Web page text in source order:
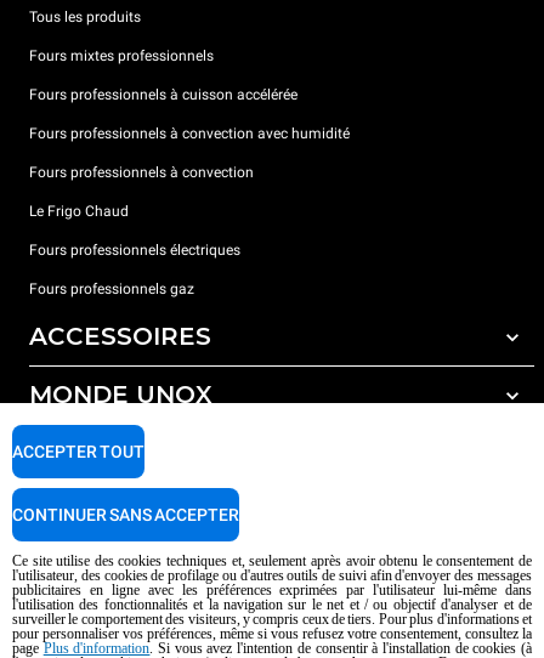
Tous les produits
Fours mixtes professionnels
Fours professionnels à cuisson accélérée
Fours professionnels à convection avec humidité
Fours professionnels à convection
Le Frigo Chaud
Fours professionnels électriques
Fours professionnels gaz
ACCESSOIRES
Tous les accessoires
Détergents pour lavage automatique
Détergents pour lavage manuel
Traitement de l'eau avec filtres à résine
Traitement de l'eau par osmose inverse
MONDE UNOX
Nos bureaux dans le monde
SUPPORT
Garantie Unox
Trouver les Revendeurs
Trouver les Centres SAV
Droits d'auteurt 2026 UNOX SpA Tous droits réservés. Reg.Papova n °
AI Content Disclaimer Privacy policy Cookie policy
Ce site utilise des cookies techniques et, seulement après avoir obtenu le consentement de
l'utilisateur, des cookies de profilage ou d'autres outils de suivi afin d'envoyer des messages
publicitaires en ligne avec les préférences exprimées par l'utilisateur lui-même dans
l'utilisation des fonctionnalités et la navigation sur le net et / ou objectif d'analyser et de
surveiller le comportement des visiteurs, y compris ceux de tiers. Pour plus d'informations et
pour personnaliser vos préférences, même si vous refusez votre consentement, consultez la
page Plus d'information. Si vous avez l'intention de consentir à l'installation de cookies (à
ACCEPTER TOUT
CONTINUER SANS ACCEPTER